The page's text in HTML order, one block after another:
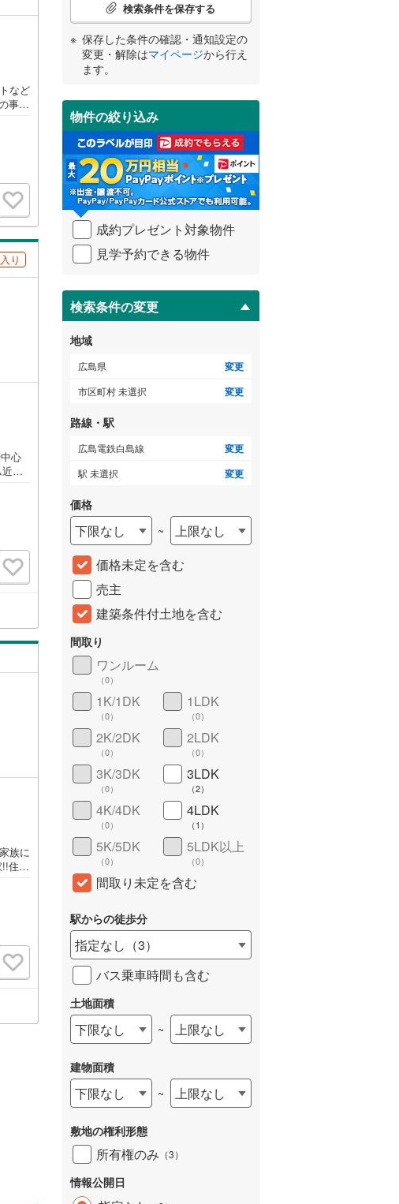
など
事な
物
で
わ
け
のお
と
への
段原
り
心
く
実
長
LI
通
を頂
と
頂き
族に
住ま
ま
た
に
に
業以
成
に、
条
件
受
け
取
る
・
条
件
を
イ
ペ
ジ
に
保
存
す
る
検索条件を保存する
保存した条件の確認・通知設定の
変更・解除はマイページから行え
ます。
物件の絞り込み
成約プレゼント対象物件
見学予約できる物件
検索条件の変更
地域
広島県 変更
市区町村 未選択 変更
路線・駅
広島電鉄白島線 変更
駅 未選択 変更
価格
下限なし ~
上限なし
価格未定を含む
売主
建築条件付土地を含む
間取り
ワンルーム
（0）
1K/1DK
（0）
1LDK
（0）
2K/2DK
（0）
2LDK
（0）
3K/3DK
（0）
3LDK
（2）
4K/4DK
（0）
4LDK
（1 ）
5K/5DK
（0）
5LDK以上
（0）
間取り未定を含む
駅からの徒歩分
指定なし （3）
バス乗車時間も含む
土地面積
下限なし ~ 上限なし
建物面積
下限なし ~ 上限なし
敷地の権利形態
所有権のみ （3）
情報公開日
小学校まで1km以内（ 0）
間取り変更可能
3階建て以上（2）